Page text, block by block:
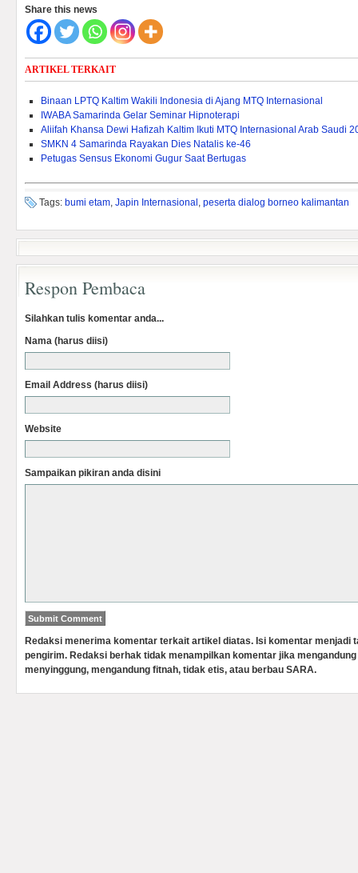
Share this news
ARTIKEL TERKAIT
Binaan LPTQ Kaltim Wakili Indonesia di Ajang MTQ Internasional
IWABA Samarinda Gelar Seminar Hipnoterapi
Aliifah Khansa Dewi Hafizah Kaltim Ikuti MTQ Internasional Arab Saudi
SMKN 4 Samarinda Rayakan Dies Natalis ke-46
Petugas Sensus Ekonomi Gugur Saat Bertugas
Tags: bumi etam, Japin Internasional , peserta dialog borneo kalimantan
Respon Pembaca
Silahkan tulis komentar anda...
Nama (harus diisi)
Email Address (harus diisi)
Website
Sampaikan pikiran anda disini
Redaksi menerima komentar terkait artikel diatas. Isi komentar menjadi
pengirim. Redaksi berhak tidak menampilkan komentar jika
menyinggung, mengandung fitnah, tidak etis, atau berbau SARA.